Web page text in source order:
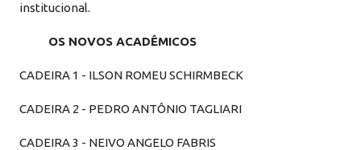
institucional.
OS NOVOS ACADÊMICOS
CADEIRA 1 - ILSON ROMEU SCHIRMBECK
CADEIRA 2 - PEDRO ANTÔNIO TAGLIARI
CADEIRA 3 - NEIVO ANGELO FABRIS